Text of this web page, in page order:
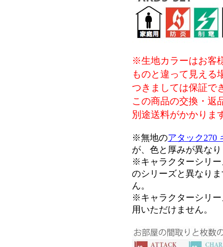
※生地カラーはお客
ものと違って見える
つきましては保証で
この商品の交換・返
別途送料がかかりま
※無地のアタック270
が、色と厚みが異な
※キャラクターシリ
のシリーズと異なり
ん。
※キャラクターシリ
用いただけません。